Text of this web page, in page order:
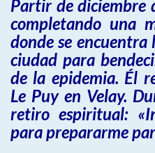
Partir de diciembre
completando una
donde se encuentra
ciudad para
de la epidemia. Él
Le Puy en Velay.
retiro espiritual:
para prepararme